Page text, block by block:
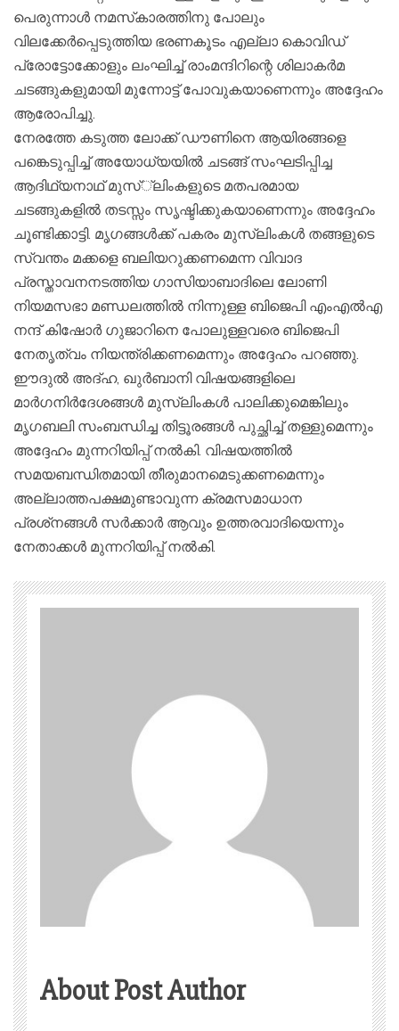
പെരുന്നാള്‍ നമസ്‌കാരത്തിനു പോലും
വിലക്കേര്‍പ്പെടുത്തിയ ഭരണകൂടം എല്ലാ കൊവിഡ്
പ്രോട്ടോക്കോളും ലംഘിച്ച്‌ രാംമന്ദിറിന്റെ ശിലാകര്‍മ
ചടങ്ങുകളുമായി മുന്നോട്ട് പോവുകയാണെന്നും അദ്ദേഹം
ആരോപിച്ചു.
നേരത്തേ കടുത്ത ലോക്ക് ഡൗണിനെ ആയിരങ്ങളെ
പങ്കെടുപ്പിച്ച്‌ അയോധ്യയില്‍ ചടങ്ങ് സംഘടിപ്പിച്ച
ആദിഥ്യനാഥ് മുസ്്‌ലിംകളുടെ മതപരമായ
ചടങ്ങുകളില്‍ തടസ്സം സൃഷ്ടിക്കുകയാണെന്നും അദ്ദേഹം
ചൂണ്ടിക്കാട്ടി. മൃഗങ്ങള്‍ക്ക് പകരം മുസ്‌ലിംകള്‍ തങ്ങളുടെ
സ്വന്തം മക്കളെ ബലിയറുക്കണമെന്ന വിവാദ
പ്രസ്താവനനടത്തിയ ഗാസിയാബാദിലെ ലോണി
നിയമസഭാ മണ്ഡലത്തില്‍ നിന്നുള്ള ബിജെപി എംഎല്‍എ
നന്ദ് കിഷോര്‍ ഗുജാറിനെ പോലുള്ളവരെ ബിജെപി
നേതൃത്വം നിയന്ത്രിക്കണമെന്നും അദ്ദേഹം പറഞ്ഞു.
ഈദുല്‍ അദ്ഹ, ഖുര്‍ബാനി വിഷയങ്ങളിലെ
മാര്‍ഗനിര്‍ദേശങ്ങള്‍ മുസ്‌ലിംകള്‍ പാലിക്കുമെങ്കിലും
മൃഗബലി സംബന്ധിച്ച തിട്ടൂരങ്ങള്‍ പുച്ഛിച്ച്‌ തള്ളുമെന്നും
അദ്ദേഹം മുന്നറിയിപ്പ് നല്‍കി. വിഷയത്തില്‍
സമയബന്ധിതമായി തീരുമാനമെടുക്കണമെന്നും
അല്ലാത്തപക്ഷമുണ്ടാവുന്ന ക്രമസമാധാന
പ്രശ്‌നങ്ങള്‍ സര്‍ക്കാര്‍ ആവും ഉത്തരവാദിയെന്നും
നേതാക്കള്‍ മുന്നറിയിപ്പ് നല്‍കി.
About Post Author